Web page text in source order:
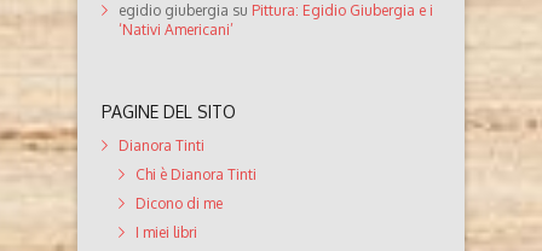
egidio giubergia su Pittura: Egidio Giubergia e i
‘Nativi Americani’
PAGINE DEL SITO
Dianora Tinti
Chi è Dianora Tinti
Dicono di me
I miei libri